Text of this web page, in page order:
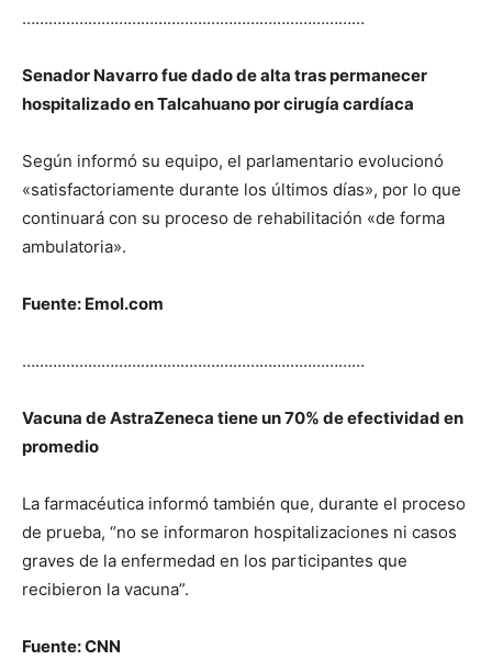
……………………………………………………………………
Senador Navarro fue dado de alta tras permanecer
hospitalizado en Talcahuano por cirugía cardíaca
Según informó su equipo, el parlamentario evolucionó
«satisfactoriamente durante los últimos días», por lo que
continuará con su proceso de rehabilitación «de forma
ambulatoria».
Fuente: Emol.com
……………………………………………………………………
Vacuna de AstraZeneca tiene un 70% de efectividad en
promedio
La farmacéutica informó también que, durante el proceso
de prueba, “no se informaron hospitalizaciones ni casos
graves de la enfermedad en los participantes que
recibieron la vacuna”.
Fuente: CNN